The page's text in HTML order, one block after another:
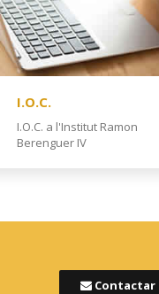
I.O.C.
I.O.C. a l'Institut Ramon
Berenguer IV
Contactar